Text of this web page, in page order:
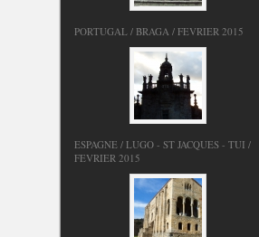
PORTUGAL / BRAGA / FEVRIER 2015
ESPAGNE / LUGO - ST JACQUES - TUI /
FEVRIER 2015